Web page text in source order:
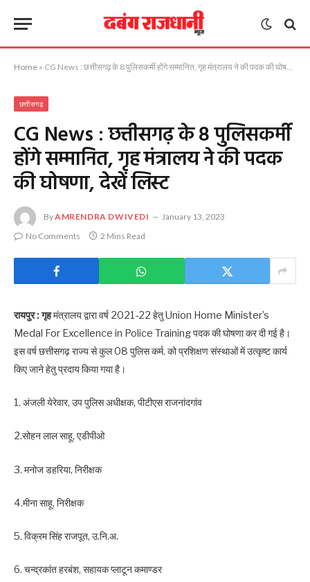
Home » CG News : छत्तीसगढ़ के 8 पुलिसकर्मी होंगे सम्मानित, गृह मंत्रालय ने की पदक की घोषणा, देखें लिस्ट
छत्तीसगढ़
CG News : छत्तीसगढ़ के 8 पुलिसकर्मी
होंगे सम्मानित, गृह मंत्रालय ने की पदक
की घोषणा, देखें लिस्ट
ByAMRENDRA DWIVEDI
January 13, 2023
No Comments
2 Mins Read
रायपुर : गृहमंत्रालय द्वारा वर्ष 2021-22 हेतु Union Home Minister’s
Medal For Excellence in Police Training पदक की घोषणा कर दी गई है।
इस वर्ष छत्तीसगढ़ राज्य से कुल 08 पुलिस कर्म. को प्रशिक्षण संस्थाओं में उत्कृष्ट कार्य
किए जाने हेतु प्रदाय किया गया है।
1. अंजली येरेवार, उप पुलिस अधीक्षक, पीटीएस राजनांदगांव
2.सोहन लाल साहू, एडीपीओ
3. मनोज डहरिया, निरीक्षक
4.मीना साहू, निरीक्षक
5. विक्रम सिंह राजपूत, उ.नि.अ.
6. चन्द्रकांत हरबंश, सहायक प्लाटून कमाण्डर